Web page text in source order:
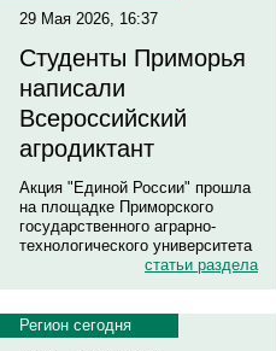
29 Мая 2026, 16:37
Студенты Приморья
написали
Всероссийский
агродиктант
Акция "Единой России" прошла
на площадке Приморского
государственного аграрно-
технологического университета
статьи раздела
Регион сегодня